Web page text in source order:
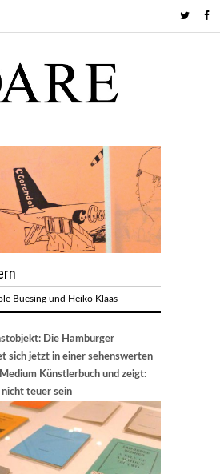
Buesing und Heiko Klaas
Die Hamburger
sich jetzt in einer sehenswerten
Künstlerbuch und zeigt:
teuer sein